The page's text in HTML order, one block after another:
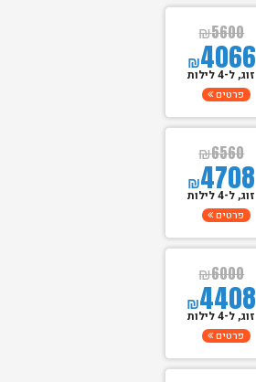
₪5600
₪4066
זוג, ל-4 לילות
פרטים
₪6560
₪4708
זוג, ל-4 לילות
פרטים
₪6000
₪4408
זוג, ל-4 לילות
פרטים